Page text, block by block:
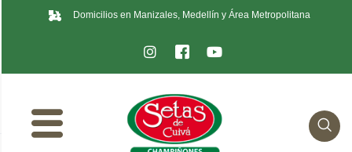
Domicilios en Manizales, Medellín y Área Metropolitana